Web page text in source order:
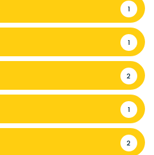
1
1
2
1
2